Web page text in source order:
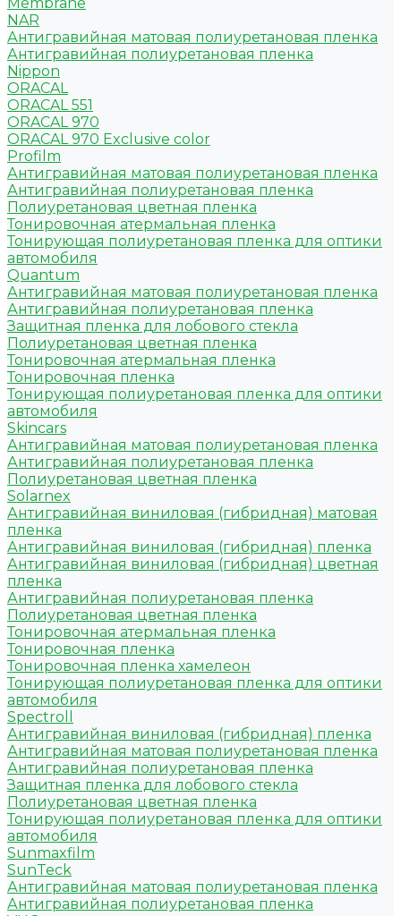
Membrane
NAR
Антигравийная матовая полиуретановая пленка
Антигравийная полиуретановая пленка
Nippon
ORACAL
ORACAL 551
ORACAL 970
ORACAL 970 Exclusive color
Profilm
Антигравийная матовая полиуретановая пленка
Антигравийная полиуретановая пленка
Полиуретановая цветная пленка
Тонировочная атермальная пленка
Тонирующая полиуретановая пленка для оптики
автомобиля
Quantum
Антигравийная матовая полиуретановая пленка
Антигравийная полиуретановая пленка
Защитная пленка для лобового стекла
Полиуретановая цветная пленка
Тонировочная атермальная пленка
Тонировочная пленка
Тонирующая полиуретановая пленка для оптики
автомобиля
Skincars
Антигравийная матовая полиуретановая пленка
Антигравийная полиуретановая пленка
Полиуретановая цветная пленка
Solarnex
Антигравийная виниловая (гибридная) матовая
пленка
Антигравийная виниловая (гибридная) пленка
Антигравийная виниловая (гибридная) цветная
пленка
Антигравийная полиуретановая пленка
Полиуретановая цветная пленка
Тонировочная атермальная пленка
Тонировочная пленка
Тонировочная пленка хамелеон
Тонирующая полиуретановая пленка для оптики
автомобиля
Spectroll
Антигравийная виниловая (гибридная) пленка
Антигравийная матовая полиуретановая пленка
Антигравийная полиуретановая пленка
Защитная пленка для лобового стекла
Полиуретановая цветная пленка
Тонирующая полиуретановая пленка для оптики
автомобиля
Sunmaxfilm
SunTeck
Антигравийная матовая полиуретановая пленка
Антигравийная полиуретановая пленка